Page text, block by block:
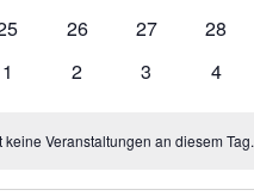
0
26
0
27
0
28
0
1
0
2
0
3
0
4
keine Veranstaltungen an diesem Tag.